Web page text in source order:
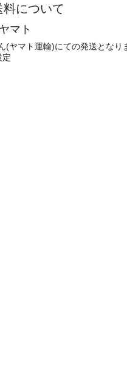
料について
マト
(ヤマト運輸)にての発送となり
定